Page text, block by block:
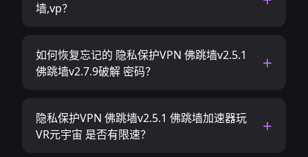
墙,vp？
如何恢复忘记的 隐私保护VPN 佛跳墙v2.5.1
佛跳墙v2.7.9破解 密码？
隐私保护VPN 佛跳墙v2.5.1 佛跳墙加速器玩
VR元宇宙 是否有限速？